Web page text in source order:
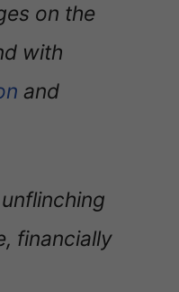
on the
with
and
financially